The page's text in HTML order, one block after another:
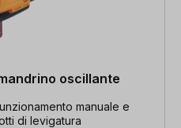
oscillante
manuale e
di levigatura